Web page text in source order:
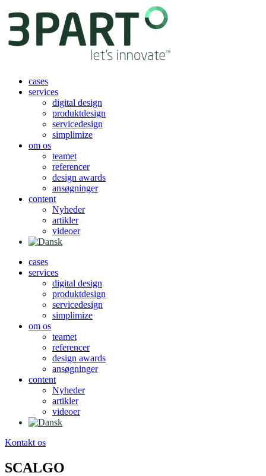
til
indhold
cases
services
digital design
produktdesign
servicedesign
simplimize
om os
teamet
referencer
design awards
ansøgninger
content
Nyheder
artikler
videoer
cases
services
digital design
produktdesign
servicedesign
simplimize
om os
teamet
referencer
design awards
ansøgninger
content
Nyheder
artikler
videoer
Kontakt os
SCALGO